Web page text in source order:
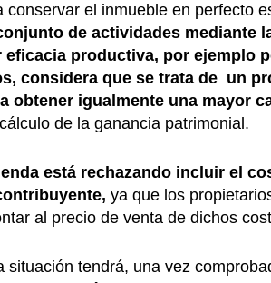
conservar el inmueble en perfecto
de actividades mediante
eficacia productiva, por ejemplo
considera que se trata de un
obtener igualmente una mayor
de la ganancia patrimonial.
está rechazando incluir el
, ya que los
al precio de venta de dichos
situación tendrá, una vez